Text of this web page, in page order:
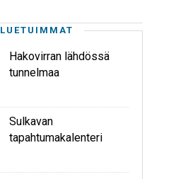
LUETUIMMAT
Hakovirran lähdössä
tunnelmaa
Sulkavan
tapahtumakalenteri